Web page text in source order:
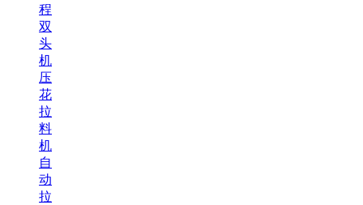
程
双
头
机
压
花
拉
料
机
自
动
拉